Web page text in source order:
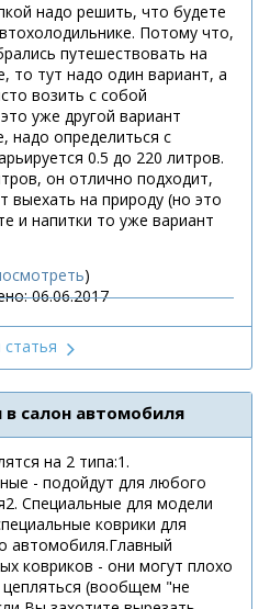
надо решить, что будете
Потому что,
путешествовать на
то тут надо один вариант, а
возить с собой
уже другой вариант
надо определиться с
0.5 до 220 литров.
он отлично подходит,
выехать на природу (но это
и напитки то уже вариант
)
06.06.2017
статья
салон автомобиля
на 2 типа:1.
- подойдут для любого
Специальные для модели
коврики для
автомобиля.Главный
ковриков - они могут плохо
(вообщем "не